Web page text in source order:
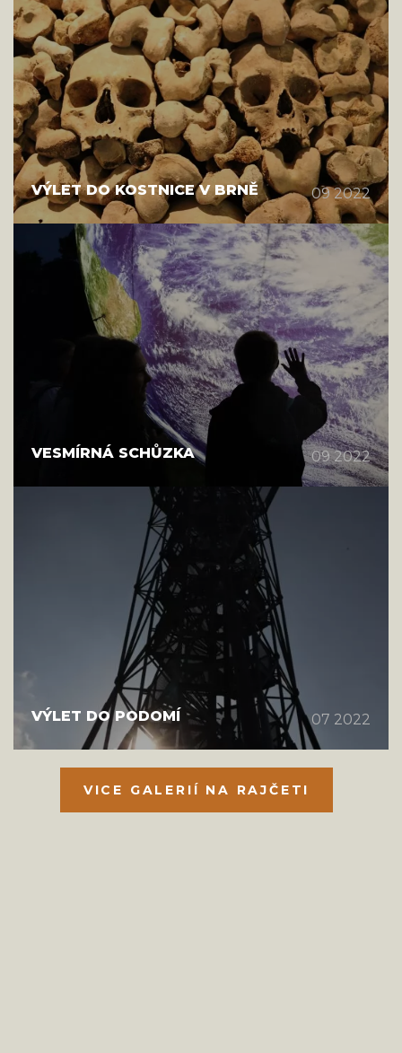
VÝLET DO KOSTNICE V BRNĚ 09 2022
VESMÍRNÁ SCHŮZKA 09 2022
VÝLET DO PODOMÍ 07 2022
VICE GALERIÍ NA RAJČETI